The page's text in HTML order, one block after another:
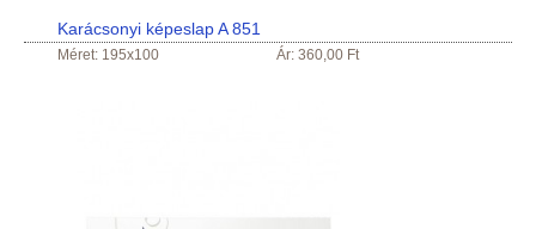
Karácsonyi képeslap A 851
Méret: 195x100 Ár: 360,00 Ft